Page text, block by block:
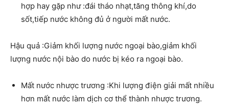
hợp hay gặp như :đái tháo nhạt,tăng thông khí,do
sốt,tiếp nước không đủ ở người mất nước.
Hậu quả :Giảm khối lượng nước ngoại bào,giảm khối
lượng nước nội bào do nước bị kéo ra ngoại bào.
Mất nước nhược trương :Khi lượng điện giải mất nhiều
hơn mất nước làm dịch cơ thể thành nhược trương.